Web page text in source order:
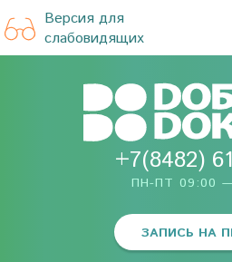
Версия для
слабовидящих
+7(8482)
ПН-ПТ 09:00
ЗАПИСЬ НА